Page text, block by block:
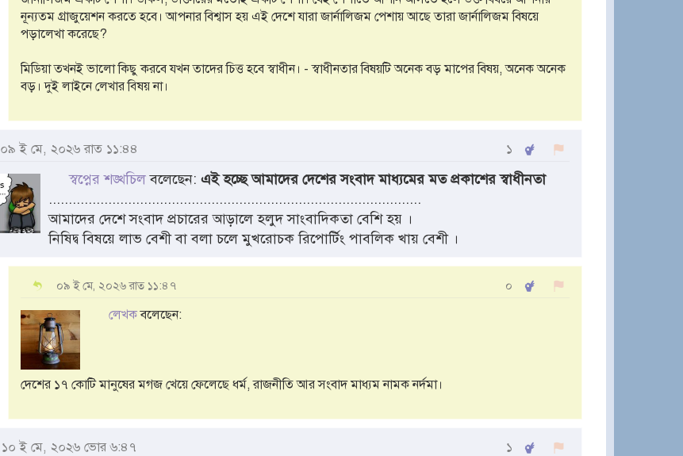
নূন্যতম গ্রাজুয়েশন করতে হবে। আপনার বিশ্বাস হয় এই দেশে যারা জার্নালিজম পেশায় আছে তারা জার্নালিজম বিষয়ে
পড়ালেখা করেছে?
মিডিয়া তখনই ভালো কিছু করবে যখন তাদের চিত্ত হবে স্বাধীন। - স্বাধীনতার বিষয়টি অনেক বড় মাপের বিষয়, অনেক অনেক
বড়। দুই লাইনে লেখার ব্ষিয় না।
০৯ ই মে, ২০২৬ রাত ১১:৪৪ ১
স্বপ্নের শঙ্খচিলবলেছেন: এই হচ্ছে আমাদের দেশের সংবাদ মাধ্যমের মত প্রকাশের স্বাধীনতা
..............................................................................................
আমাদের দেশে সংবাদ প্রচারের আড়ালে হলুদ সাংবাদিকতা বেশি হয় ।
নিষিদ্ব বিষয়ে লাভ বেশী বা বলা চলে মুখরোচক রিপোর্টিং পাবলিক খায় বেশী ।
০৯ ই মে, ২০২৬ রাত ১১:৪৭ ০
লেখকবলেছেন:
দেশের ১৭ কোটি মানুষের মগজ খেয়ে ফেলেছে ধর্ম, রাজনীতি আর সংবাদ মাধ্যম নামক নর্দমা।
১০ ই মে, ২০২৬ ভোর ৬:৪৭ ১